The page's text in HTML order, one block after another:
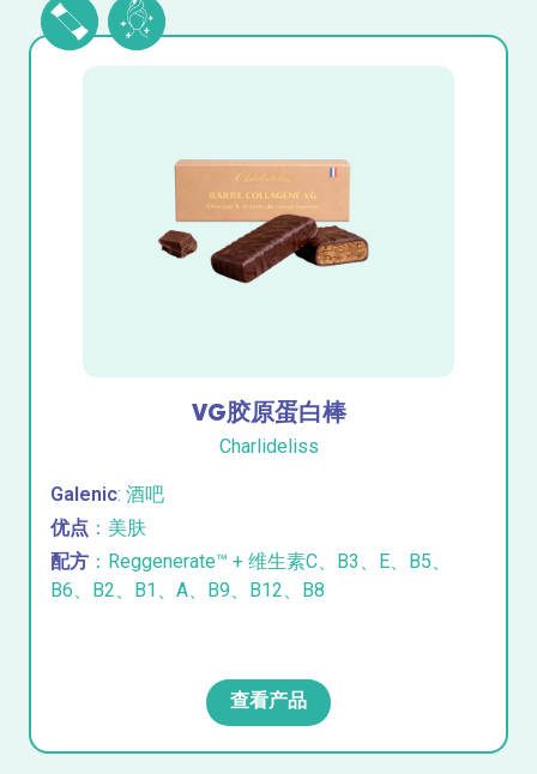
VG胶原蛋白棒
Charlideliss
Galenic: 酒吧
优点 ：美肤
配方 ：Reggenerate™ + 维生素C、B3、E、B5、
B6、B2、B1、A、B9、B12、B8
查看产品